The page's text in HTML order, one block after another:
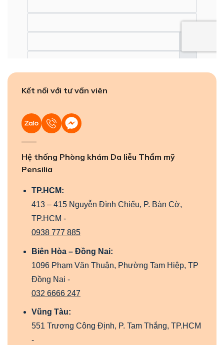
Kết nối với tư vấn viên
Hệ thống Phòng khám Da liễu Thẩm mỹ
Pensilia
TP.HCM:
413 – 415 Nguyễn Đình Chiểu, P. Bàn Cờ,
TP.HCM -
0938 777 885
Biên Hòa – Đồng Nai:
1096 Phạm Văn Thuận, Phường Tam Hiệp, TP
Đồng Nai -
032 6666 247
Vũng Tàu:
551 Trương Công Định, P. Tam Thắng, TP.HCM
-